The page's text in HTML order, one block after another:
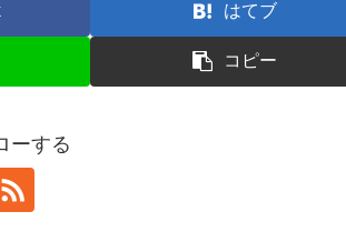
はてブ
コピー
ーする